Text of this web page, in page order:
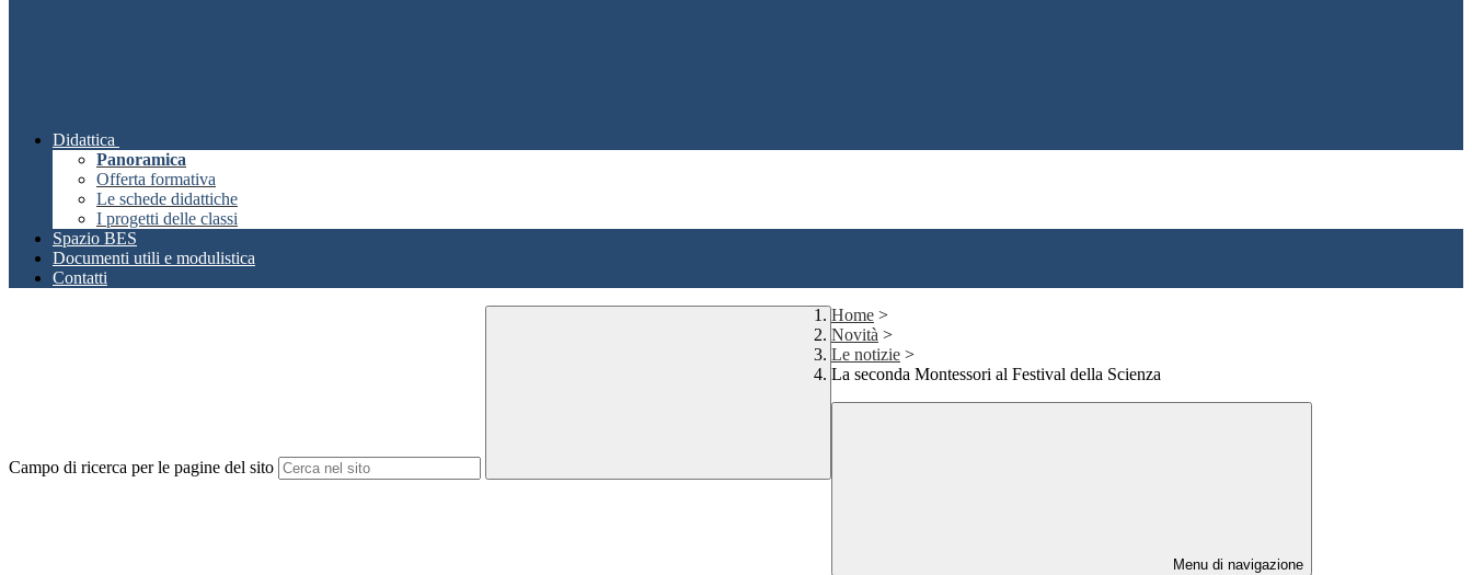
Didattica
Panoramica
Offerta formativa
Le schede didattiche
I progetti delle classi
Spazio BES
Documenti utili e modulistica
Contatti
Campo di ricerca per le pagine del sito
Home >
Novità >
Le notizie >
La seconda Montessori al Festival della Scienza
Menu di navigazione